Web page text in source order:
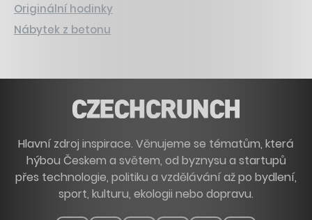
Originální hodinky
Nábytek z betonu
Hlavní zdroj inspirace. Věnujeme se tématům, která
hýbou Českem a světem, od byznysu a startupů
přes technologie, politiku a vzdělávání až po bydlení,
sport, kulturu, ekologii nebo dopravu.